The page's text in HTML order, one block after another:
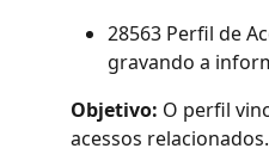
28563 Perfil de
gravando a
Objetivo: O perfil
acessos relacionados.